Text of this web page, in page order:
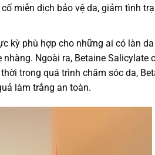
miễn dịch bảo vệ da, giảm tình
kỳ phù hợp cho những ai có làn
Ngoài ra, Betaine Salicylate
trong quá trình chăm sóc da,
làm trắng an toàn.